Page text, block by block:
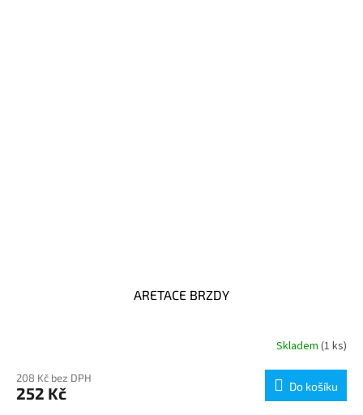
ARETACE BRZDY
Skladem (1 ks)
208 Kč bez DPH
252 Kč Do košíku